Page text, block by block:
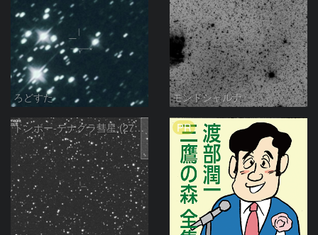
ろどすた モンドシャルナ
トンボー-テナグラ彗星 (274P)：2021/11/05 PR